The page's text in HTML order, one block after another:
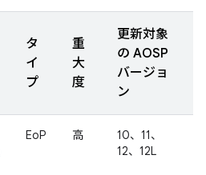
タ
イ
プ
重
大
度
更新対象
の AOSP
バージョ
ン
EoP 高
10、11、
12、12L